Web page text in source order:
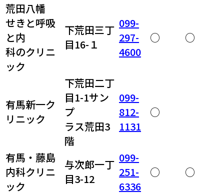
荒田八幡
せきと呼吸
と内
科のクリニ
ック
下荒田三丁
目16-１
099-
297-
4600
○ ○
有馬新一ク
リニック
下荒田二丁
目1-1サン
プ
ラス荒田3
階
099-
812-
1131
○
有馬・藤島
内科クリニ
ック
与次郎一丁
目3-12
099-
251-
6336
○ ○